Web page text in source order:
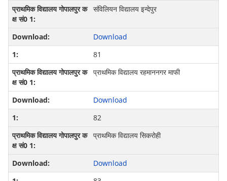
संविलियन विद्यालय इन्देपुर
Download
81
प्राथमिक विद्यालय रहमाननगर माफी
Download
82
प्राथमिक विद्यालय सिकरोही
Download